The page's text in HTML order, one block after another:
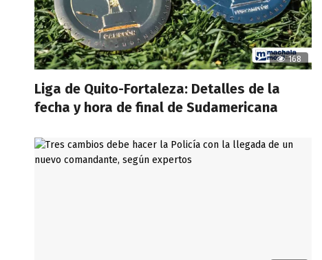
168
Liga de Quito-Fortaleza: Detalles de la
fecha y hora de final de Sudamericana